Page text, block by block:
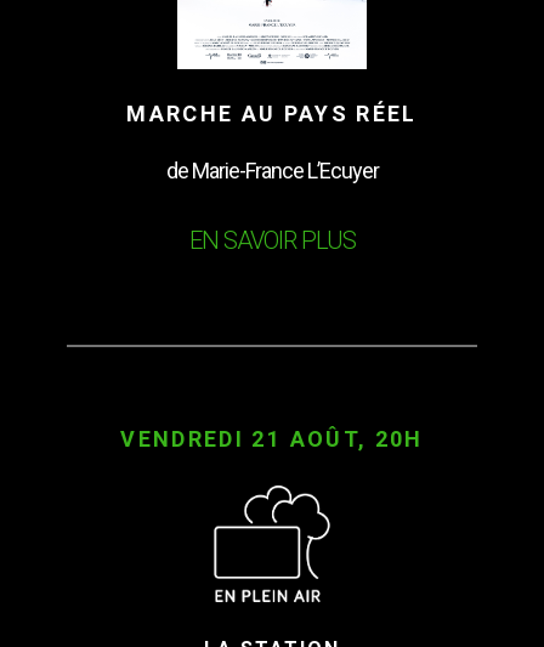
MARCHE AU PAYS RÉEL
de Marie-France L’Ecuyer
EN SAVOIR PLUS
VENDREDI 21 AOÛT, 20H